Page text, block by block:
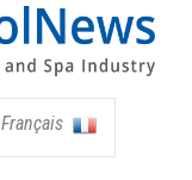
Français